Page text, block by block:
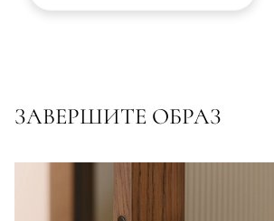
ЗАВЕРШИТЕ ОБРАЗ